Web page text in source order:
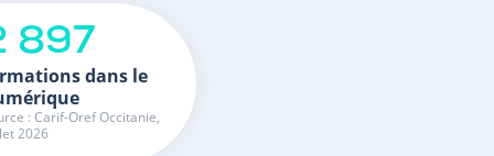
897
dans le
: Carif-Oref Occitanie,
2026